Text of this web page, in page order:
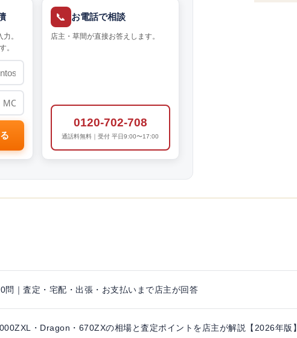
。
。
📞 お電話で相談
店主・草間が直接お答えします。
0120-702-708
通話料無料｜受付 平日9:00〜17:00
問｜査定・宅配・出張・お支払いまで店主が回答
・Dragon・670ZXの相場と査定ポイントを店主が解説【2026年版】